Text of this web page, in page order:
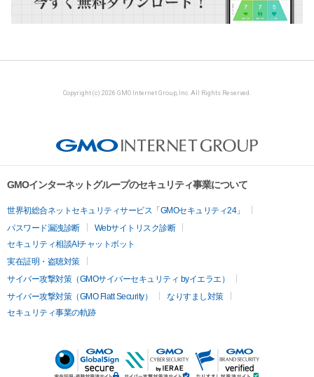
Copyright (c) 2026 GMO Internet Group, Inc. All Rights Reserved.
GMOインターネットグループのセキュリティ事業について
世界初総合ネットセキュリティサービス「GMOセキュリティ24」
パスワード漏洩診断
Webサイトリスク診断
セキュリティ相談AIチャットボット
実在証明・盗聴対策
サイバー攻撃対策（GMOサイバーセキュリティ byイエラエ）
サイバー攻撃対策（GMO Flatt Security）
なりすまし対策
セキュリティ事業の軌跡